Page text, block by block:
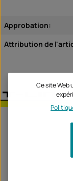
Approbation:
Attribution de
Ce site Web